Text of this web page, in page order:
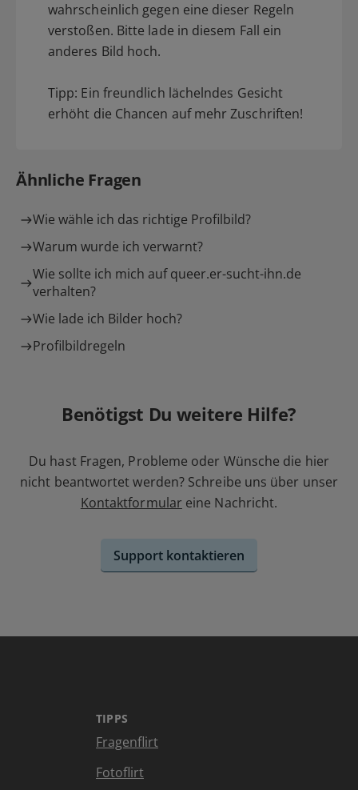
wahrscheinlich gegen eine dieser Regeln
verstoßen. Bitte lade in diesem Fall ein
anderes Bild hoch.
Tipp: Ein freundlich lächelndes Gesicht
erhöht die Chancen auf mehr Zuschriften!
Ähnliche Fragen
Wie wähle ich das richtige Profilbild?
Warum wurde ich verwarnt?
Wie sollte ich mich auf queer.er-sucht-ihn.de
verhalten?
Wie lade ich Bilder hoch?
Profilbildregeln
Benötigst Du weitere Hilfe?
Du hast Fragen, Probleme oder Wünsche die hier
nicht beantwortet werden? Schreibe uns über unser
Kontaktformular eine Nachricht.
Support kontaktieren
TIPPS
Fragenflirt
Fotoflirt